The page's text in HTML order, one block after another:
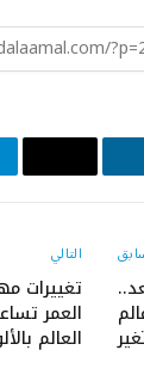
لينكدإن البريد
التالي
تغييرات
العمر
العالم